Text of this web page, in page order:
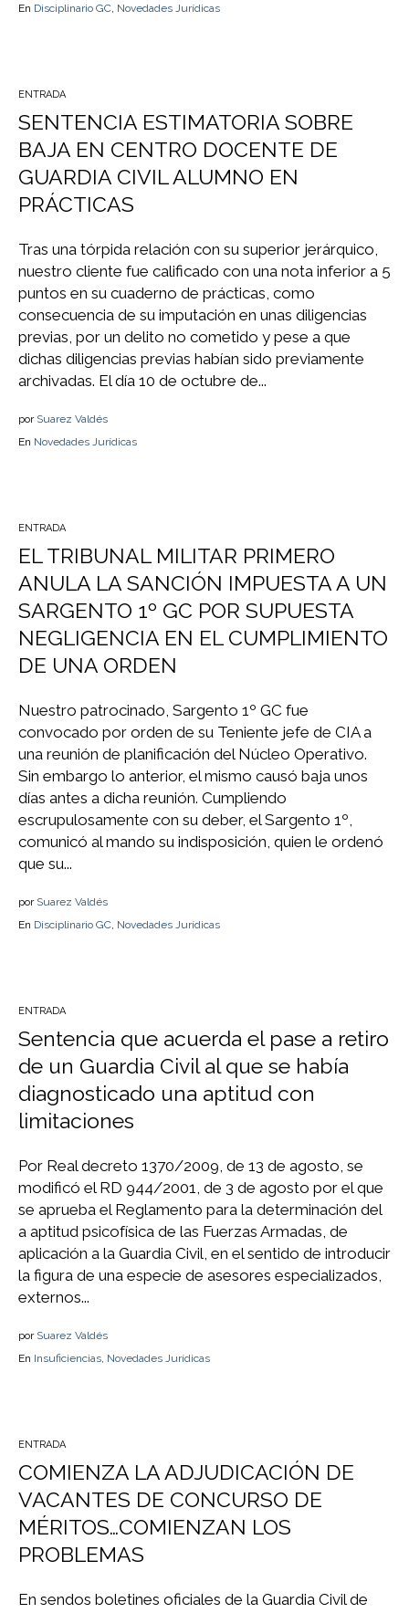
En Disciplinario GC Novedades Jurídicas
ENTRADA
SENTENCIA ESTIMATORIA SOBRE
BAJA EN CENTRO DOCENTE DE
GUARDIA CIVIL ALUMNO EN
PRÁCTICAS
Tras una tórpida relación con su superior jerárquico,
nuestro cliente fue calificado con una nota inferior a 5
puntos en su cuaderno de prácticas, como
consecuencia de su imputación en unas diligencias
previas, por un delito no cometido y pese a que
dichas diligencias previas habían sido previamente
archivadas. El día 10 de octubre de...
por Suarez Valdés
En Novedades Jurídicas
ENTRADA
EL TRIBUNAL MILITAR PRIMERO
ANULA LA SANCIÓN IMPUESTA A UN
SARGENTO 1º GC POR SUPUESTA
NEGLIGENCIA EN EL CUMPLIMIENTO
DE UNA ORDEN
Nuestro patrocinado, Sargento 1º GC fue
convocado por orden de su Teniente jefe de CIA a
una reunión de planificación del Núcleo Operativo.
Sin embargo lo anterior, el mismo causó baja unos
días antes a dicha reunión. Cumpliendo
escrupulosamente con su deber, el Sargento 1º,
comunicó al mando su indisposición, quien le ordenó
que su...
por Suarez Valdés
En Disciplinario GC Novedades Jurídicas
ENTRADA
Sentencia que acuerda el pase a retiro
de un Guardia Civil al que se había
diagnosticado una aptitud con
limitaciones
Por Real decreto 1370/2009, de 13 de agosto, se
modificó el RD 944/2001, de 3 de agosto por el que
se aprueba el Reglamento para la determinación del
a aptitud psicofísica de las Fuerzas Armadas, de
aplicación a la Guardia Civil, en el sentido de introducir
la figura de una especie de asesores especializados,
externos...
por Suarez Valdés
En Insuficiencias Novedades Jurídicas
ENTRADA
COMIENZA LA ADJUDICACIÓN DE
VACANTES DE CONCURSO DE
MÉRITOS…COMIENZAN LOS
PROBLEMAS
En sendos boletines oficiales de la Guardia Civil de